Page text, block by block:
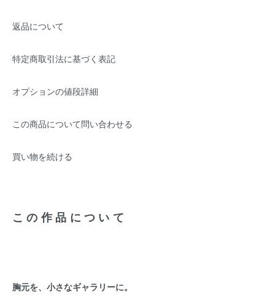
返品について
特定商取引法に基づく表記
オプションの値段詳細
この商品について問い合わせる
買い物を続ける
この作品について
胸元を、小さなギャラリーに。